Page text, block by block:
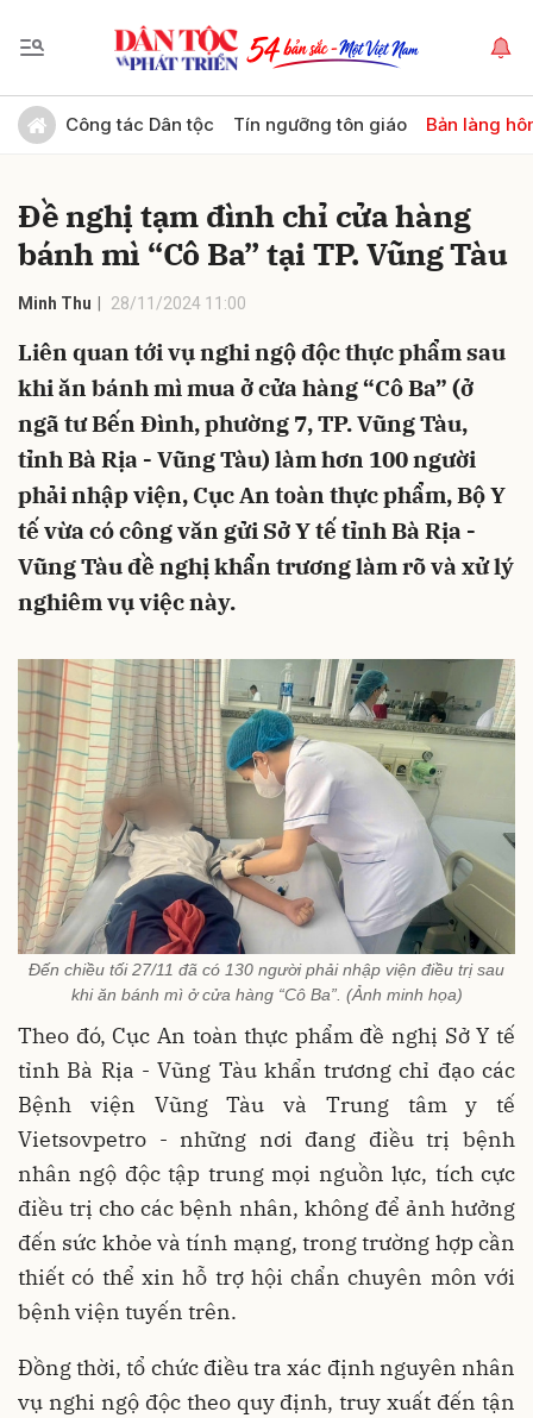
Công tác Dân tộc Tín ngưỡng tôn giáo Bản làng
Đề nghị tạm đình chỉ cửa hàng
bánh mì “Cô Ba” tại TP. Vũng Tàu
Minh Thu 28/11/2024 11:00
Liên quan tới vụ nghi ngộ độc thực phẩm sau
khi ăn bánh mì mua ở cửa hàng “Cô Ba” (ở
ngã tư Bến Đình, phường 7, TP. Vũng Tàu,
tỉnh Bà Rịa - Vũng Tàu) làm hơn 100 người
phải nhập viện, Cục An toàn thực phẩm, Bộ Y
tế vừa có công văn gửi Sở Y tế tỉnh Bà Rịa -
Vũng Tàu đề nghị khẩn trương làm rõ và xử lý
nghiêm vụ việc này.
Đến chiều tối 27/11 đã có 130 người phải nhập viện điều trị sau
khi ăn bánh mì ở cửa hàng “Cô Ba”. (Ảnh minh họa)
Theo đó, Cục An toàn thực phẩm đề nghị Sở Y tế
tỉnh Bà Rịa - Vũng Tàu khẩn trương chỉ đạo các
Bệnh viện Vũng Tàu và Trung tâm y tế
Vietsovpetro - những nơi đang điều trị bệnh
nhân ngộ độc tập trung mọi nguồn lực, tích cực
điều trị cho các bệnh nhân, không để ảnh hưởng
đến sức khỏe và tính mạng, trong trường hợp cần
thiết có thể xin hỗ trợ hội chẩn chuyên môn với
bệnh viện tuyến trên.
Đồng thời, tổ chức điều tra xác định nguyên nhân
vụ nghi ngộ độc theo quy định, truy xuất đến tận
Gửi bình luận
Hủy Gửi